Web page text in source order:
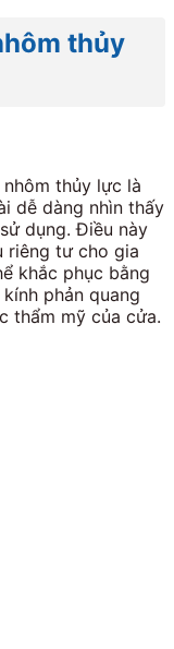
thủy
thủy lực là
dễ dàng nhìn thấy
dụng. Điều này
riêng tư cho gia
khắc phục bằng
phản quang
thẩm mỹ của cửa.